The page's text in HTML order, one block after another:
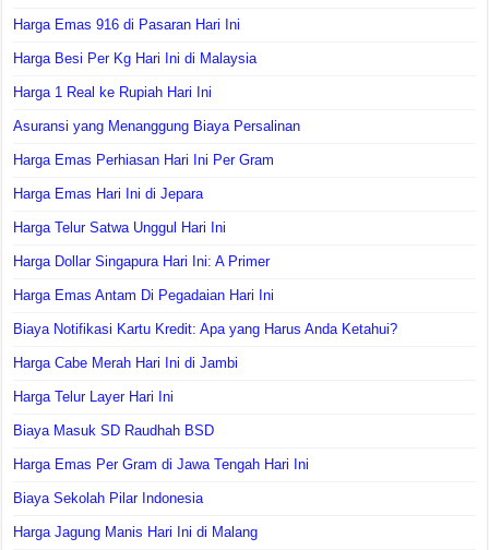
Harga Emas 916 di Pasaran Hari Ini
Harga Besi Per Kg Hari Ini di Malaysia
Harga 1 Real ke Rupiah Hari Ini
Asuransi yang Menanggung Biaya Persalinan
Harga Emas Perhiasan Hari Ini Per Gram
Harga Emas Hari Ini di Jepara
Harga Telur Satwa Unggul Hari Ini
Harga Dollar Singapura Hari Ini: A Primer
Harga Emas Antam Di Pegadaian Hari Ini
Biaya Notifikasi Kartu Kredit: Apa yang Harus Anda Ketahui?
Harga Cabe Merah Hari Ini di Jambi
Harga Telur Layer Hari Ini
Biaya Masuk SD Raudhah BSD
Harga Emas Per Gram di Jawa Tengah Hari Ini
Biaya Sekolah Pilar Indonesia
Harga Jagung Manis Hari Ini di Malang